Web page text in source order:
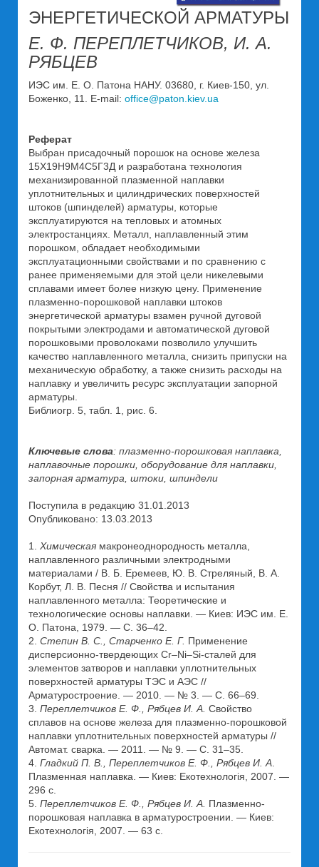
ЭНЕРГЕТИЧЕСКОЙ АРМАТУРЫ
Е. Ф. ПЕРЕПЛЕТЧИКОВ, И. А.
РЯБЦЕВ
ИЭС им. Е. О. Патона НАНУ. 03680, г. Киев-150, ул.
Боженко, 11. E-mail: office@paton.kiev.ua
Реферат
Выбран присадочный порошок на основе железа
15Х19Н9М4С5Г3Д и разработана технология
механизированной плазменной наплавки
уплотнительных и цилиндрических поверхностей
штоков (шпинделей) арматуры, которые
эксплуатируются на тепловых и атомных
электростанциях. Металл, наплавленный этим
порошком, обладает необходимыми
эксплуатационными свойствами и по сравнению с
ранее применяемыми для этой цели никелевыми
сплавами имеет более низкую цену. Применение
плазменно-порошковой наплавки штоков
энергетической арматуры взамен ручной дуговой
покрытыми электродами и автоматической дуговой
порошковыми проволоками позволило улучшить
качество наплавленного металла, снизить припуски на
механическую обработку, а также снизить расходы на
наплавку и увеличить ресурс эксплуатации запорной
арматуры.
Библиогр. 5, табл. 1, рис. 6.
Ключевые слова: плазменно-порошковая наплавка,
наплавочные порошки, оборудование для наплавки,
запорная арматура, штоки, шпиндели
Поступила в редакцию 31.01.2013
Опубликовано: 13.03.2013
1. Химическая макронеоднородность металла,
наплавленного различными электродными
материалами / В. Б. Еремеев, Ю. В. Стреляный, В. А.
Корбут, Л. В. Песня // Свойства и испытания
наплавленного металла: Теоретические и
технологические основы наплавки. — Киев: ИЭС им. Е.
О. Патона, 1979. — С. 36–42.
2. Степин В. С., Старченко Е. Г. Применение
дисперсионно-твердеющих Cr–Ni–Si-сталей для
элементов затворов и наплавки уплотнительных
поверхностей арматуры ТЭС и АЭС //
Арматуростроение. — 2010. — № 3. — С. 66–69.
3. Переплетчиков Е. Ф., Рябцев И. А. Свойство
сплавов на основе железа для плазменно-порошковой
наплавки уплотнительных поверхностей арматуры //
Автомат. сварка. — 2011. — № 9. — С. 31–35.
4. Гладкий П. В., Переплетчиков Е. Ф., Рябцев И. А.
Плазменная наплавка. — Киев: Екотехнологія, 2007. —
296 с.
5. Переплетчиков Е. Ф., Рябцев И. А. Плазменно-
порошковая наплавка в арматуростроении. — Киев:
Екотехнологія, 2007. — 63 с.